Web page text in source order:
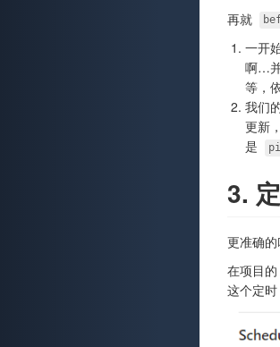
再就
一开
啊…
等，
我们
更新
是
3.
更准确
在项目
这个定时